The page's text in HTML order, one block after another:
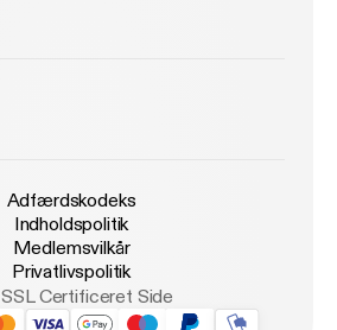
Adfærdskodeks
Indholdspolitik
Medlemsvilkår
Privatlivspolitik
SSL Certificeret Side